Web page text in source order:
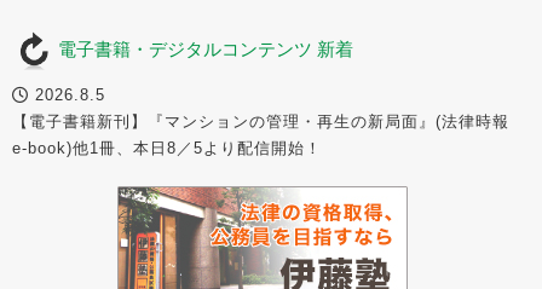
電子書籍・デジタルコンテンツ 新着
2026.8.5
【電子書籍新刊】『マンションの管理・再生の新局面』(法律時報
e-book)他1冊、本日8／5より配信開始！